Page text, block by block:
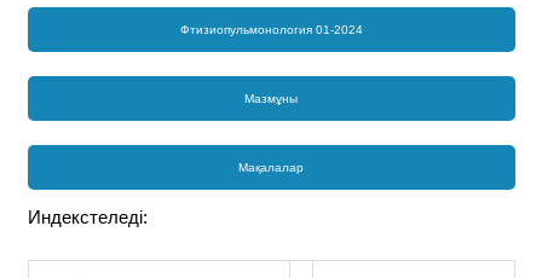
Фтизиопульмонология 01-2024
Мазмұны
Мақалалар
Индекстеледі: